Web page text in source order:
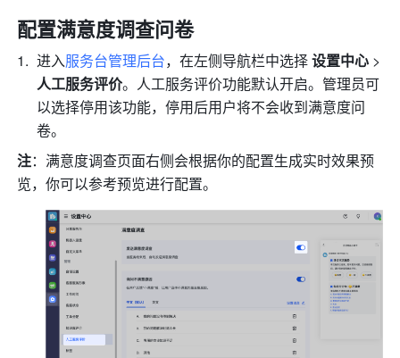
配置满意度调查问卷
进入服务台管理后台，在左侧导航栏中选择 设置中心
人工服务评价。人工服务评价功能默认开启。管理员可
以选择停用该功能，停用后用户将不会收到满意度问
卷。
注：满意度调查页面右侧会根据你的配置生成实时效果预
览，你可以参考预览进行配置。